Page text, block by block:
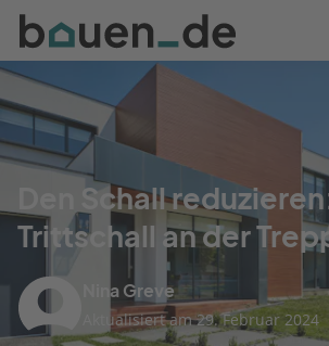
Bauen
Logo
Anmelden
Den Schall
Trittschall an der
Nina Greve
Aktualisiert am 29. Februar 2024